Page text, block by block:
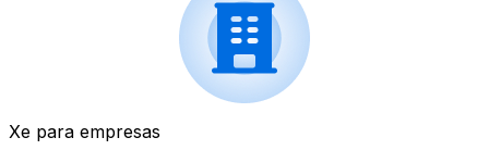
Xe para empresas